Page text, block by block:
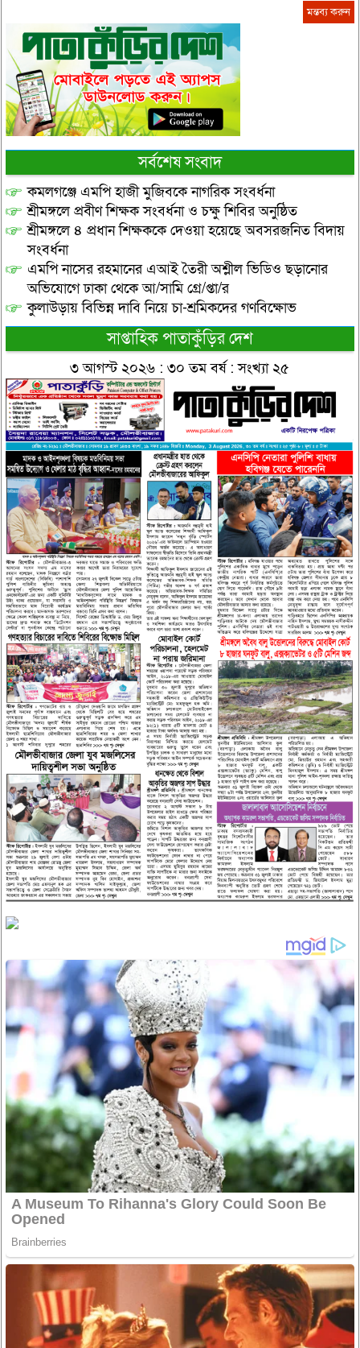
সর্বশেষ সংবাদ
কমলগঞ্জে এমপি হাজী মুজিবকে নাগরিক সংবর্ধনা
শ্রীমঙ্গলে প্রবীণ শিক্ষক সংবর্ধনা ও চক্ষু শিবির অনুষ্ঠিত
শ্রীমঙ্গলে ৪ প্রধান শিক্ষককে দেওয়া হয়েছে অবসরজনিত বিদায়
সংবর্ধনা
এমপি নাসের রহমানের এআই তৈরী অশ্লীল ভিডিও ছড়ানোর
অভিযোগে ঢাকা থেকে আ/সামি গ্রে/প্তা/র
কুলাউড়ায় বিভিন্ন দাবি নিয়ে চা-শ্রমিকদের গণবিক্ষোভ
সাপ্তাহিক পাতাকুঁড়ির দেশ
৩ আগস্ট ২০২৬ : ৩০ তম বর্ষ : সংখ্যা ২৫